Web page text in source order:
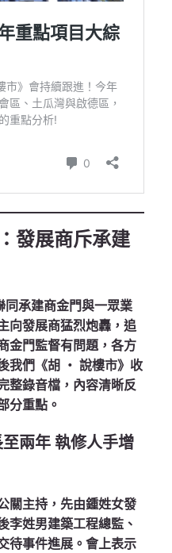
發展商斥承建
同承建商金門與一眾業
向發展商猛烈炮轟，追
金門監督有問題，各方
我們《胡 ‧ 說樓市》收
整錄音檔，內容清晰反
分重點。
兩年 執修人手增
關主持，先由鍾姓女發
李姓男建築工程總監、
待事件進展。會上表示